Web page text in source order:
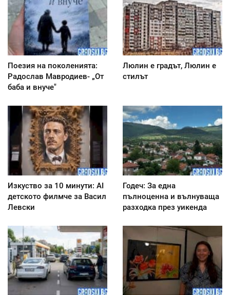
Поезия на поколенията:
Радослав Мавродиев- „От
баба и внуче"
Люлин е градът, Люлин е
стилът
Изкуство за 10 минути: AI
детското филмче за Васил
Левски
Годеч: За една
пълноценна и вълнуваща
разходка през уикенда